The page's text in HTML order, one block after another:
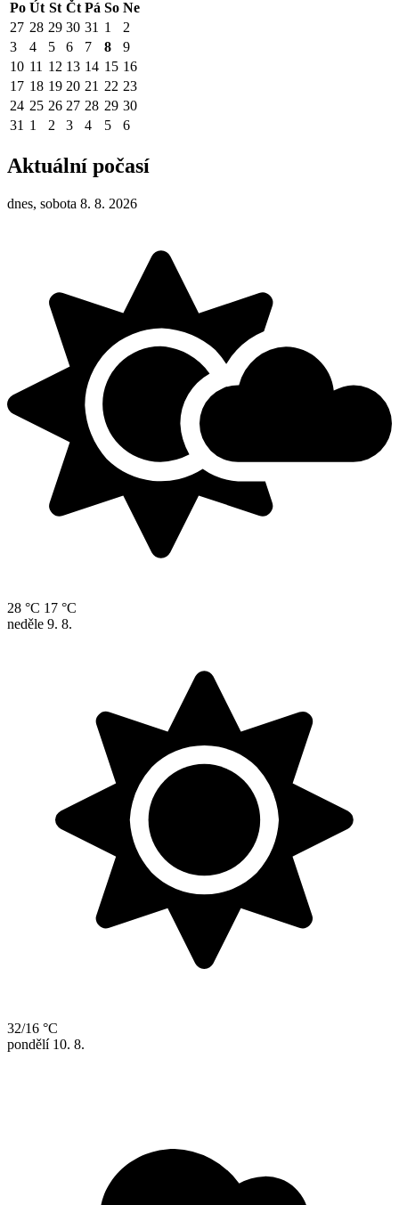
Po Út St Čt Pá So Ne
27 28 29 30 31 1
2
3
4 5 6 7 8
9
10 11 12 13 14 15 16
17 18 19 20 21 22 23
24 25 26 27 28 29 30
31 1 2 3 4 5 6
Aktuální počasí
dnes, sobota 8. 8. 2026
28 °C 17 °C
neděle 9. 8.
32/16 °C
pondělí 10. 8.